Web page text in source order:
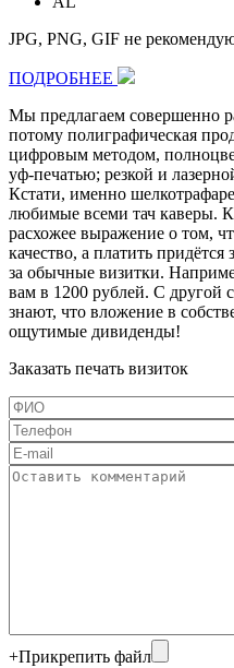
JPG, PNG, GIF не
ПОДРОБНЕЕ
Мы предлагаем совершенно
потому полиграфическая
цифровым методом,
уф-печатью; резкой и
Кстати, именно
любимые всеми тач каверы.
расхожее выражение о том,
качество, а платить
за обычные визитки.
вам в 1200 рублей. С другой
знают, что вложение в
ощутимые дивиденды!
Заказать печать визиток
+Прикрепить файл